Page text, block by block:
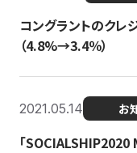
コングラントのクレ
（4.8%→3.4％）
2021.05.14 お
「SOCIALSHIP2020